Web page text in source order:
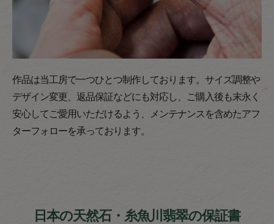
作品は当工房で一つひとつ制作しております。サイズ調整や
デザイン変更、返品保証などにも対応し、ご購入後も末永く
安心してご愛用いただけるよう、メンテナンスを含めたアフ
ターフォローを承っております。
日本の天然石・糸魚川翡翠の保証書